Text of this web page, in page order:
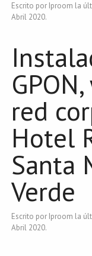
Escrito por Iproom la
Abril 2020.
red
Hotel
Santa
Verde
Escrito por Iproom la
Abril 2020.